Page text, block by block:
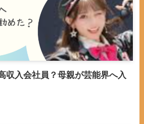
収入会社員？母親が芸能界へ入